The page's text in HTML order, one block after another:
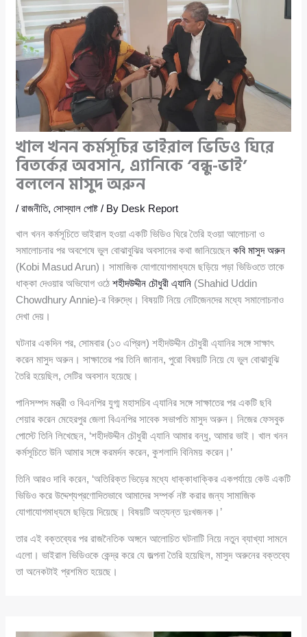
খাল খনন কর্মসূচির ভাইরাল ভিডিও ঘিরে
বিতর্কের অবসান, এ্যানিকে ‘বন্ধু-ভাই’
বললেন মাসুদ অরুন
/রাজনীতি,সোস্যাল পোষ্ট / By Desk Report
খাল খনন কর্মসূচিতে ভাইরাল হওয়া একটি ভিডিও ঘিরে তৈরি হওয়া আলোচনা ও
সমালোচনার পর অবশেষে ভুল বোঝাবুঝির অবসানের কথা জানিয়েছেনকবি মাসুদ অরুন
(Kobi Masud Arun)। সামাজিক যোগাযোগমাধ্যমে ছড়িয়ে পড়া ভিডিওতে তাকে
ধাক্কা দেওয়ার অভিযোগ ওঠেশহীদউদ্দীন চৌধুরী এ্যানি (Shahid Uddin
Chowdhury Annie)-র বিরুদ্ধে। বিষয়টি নিয়ে নেটিজেনদের মধ্যে সমালোচনাও
দেখা দেয়।
ঘটনার একদিন পর, সোমবার (১৩ এপ্রিল) শহীদউদ্দীন চৌধুরী এ্যানির সঙ্গে সাক্ষাৎ
করেন মাসুদ অরুন। সাক্ষাতের পর তিনি জানান, পুরো বিষয়টি নিয়ে যে ভুল বোঝাবুঝি
তৈরি হয়েছিল, সেটির অবসান হয়েছে।
পানিসম্পদ মন্ত্রী ও বিএনপির যুগ্ম মহাসচিব এ্যানির সঙ্গে সাক্ষাতের পর একটি ছবি
শেয়ার করেন মেহেরপুর জেলা বিএনপির সাবেক সভাপতি মাসুদ অরুন। নিজের ফেসবুক
পোস্টে তিনি লিখেছেন, ‘শহীদউদ্দীন চৌধুরী এ্যানি আমার বন্ধু, আমার ভাই। খাল খনন
কর্মসূচিতে উনি আমার সঙ্গে করমর্দন করেন, কুশলাদি বিনিময় করেন।’
তিনি আরও দাবি করেন, ‘অতিরিক্ত ভিড়ের মধ্যে ধাক্কাধাক্কির একপর্যায়ে কেউ একটি
ভিডিও করে উদ্দেশ্যপ্রণোদিতভাবে আমাদের সম্পর্ক নষ্ট করার জন্য সামাজিক
যোগাযোগমাধ্যমে ছড়িয়ে দিয়েছে। বিষয়টি অত্যন্ত দুঃখজনক।’
তার এই বক্তব্যের পর রাজনৈতিক অঙ্গনে আলোচিত ঘটনাটি নিয়ে নতুন ব্যাখ্যা সামনে
এলো। ভাইরাল ভিডিওকে কেন্দ্র করে যে জল্পনা তৈরি হয়েছিল, মাসুদ অরুনের বক্তব্যে
তা অনেকটাই প্রশমিত হয়েছে।